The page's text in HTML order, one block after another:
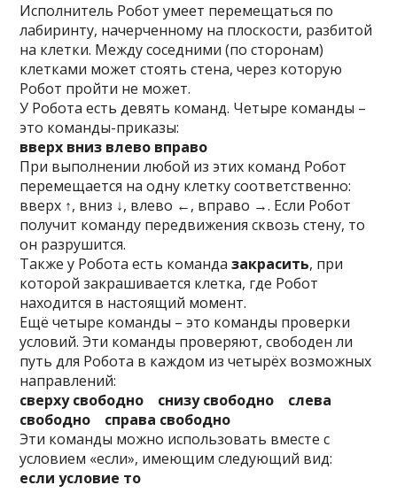
Исполнитель Робот умеет перемещаться по
лабиринту, начерченному на плоскости, разбитой
на клетки. Между соседними (по сторонам)
клетками может стоять стена, через которую
Робот пройти не может.
У Робота есть девять команд. Четыре команды –
это команды-приказы:
вверх вниз влево вправо
При выполнении любой из этих команд Робот
перемещается на одну клетку соответственно:
вверх ↑, вниз ↓, влево ←, вправо →. Если Робот
получит команду передвижения сквозь стену, то
он разрушится.
Также у Робота есть командазакрасить, при
которой закрашивается клетка, где Робот
находится в настоящий момент.
Ещё четыре команды – это команды проверки
условий. Эти команды проверяют, свободен ли
путь для Робота в каждом из четырёх возможных
направлений:
сверху свободно снизу свободно слева
свободно справа свободно
Эти команды можно использовать вместе с
условием «eсли», имеющим следующий вид:
если условие то